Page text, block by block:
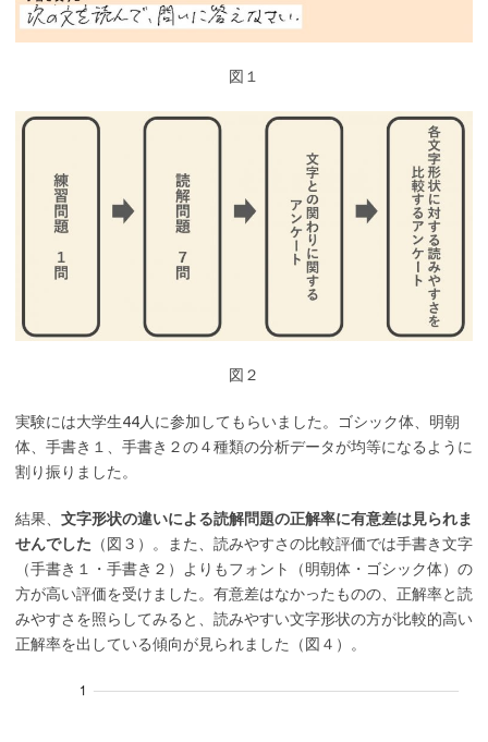
図１
図２
実験には大学生44人に参加してもらいました。ゴシック体、明朝
体、手書き１、手書き２の４種類の分析データが均等になるように
割り振りました。
結果、 文字形状の違いによる読解問題の正解率に有意差は見られま
せんでした （図３）。また、読みやすさの比較評価では手書き文字
（手書き１・手書き２）よりもフォント（明朝体・ゴシック体）の
方が高い評価を受けました。有意差はなかったものの、正解率と読
みやすさを照らしてみると、読みやすい文字形状の方が比較的高い
正解率を出している傾向が見られました（図４）。